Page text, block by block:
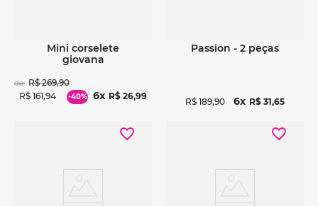
mini corselete
giovana
de: R$ 269,90
R$ 161,94 -40% 6 R$ 26,99
passion - 2 peças
R$ 189,90 6 R$ 31,65